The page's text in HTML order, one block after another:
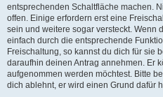
entsprechenden Schaltfläche machen.
offen. Einige erfordern erst eine
sein und weitere sogar versteckt. Wenn
einfach durch die entsprechende
Freischaltung, so kannst du dich für sie
daraufhin deinen Antrag annehmen. Er
aufgenommen werden möchtest. Bitte
dich ablehnt, er wird einen Grund dafür